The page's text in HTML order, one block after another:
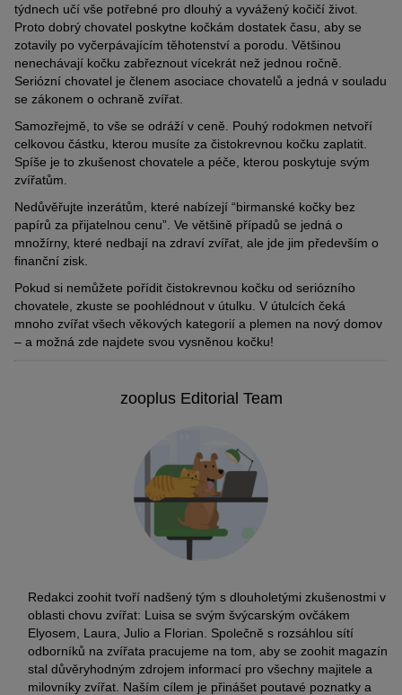
týdnech učí vše potřebné pro dlouhý a vyvážený kočičí život.
Proto dobrý chovatel poskytne kočkám dostatek času, aby se
zotavily po vyčerpávajícím těhotenství a porodu. Většinou
nenechávají kočku zabřeznout vícekrát než jednou ročně.
Seriózní chovatel je členem asociace chovatelů a jedná v souladu
se zákonem o ochraně zvířat.
Samozřejmě, to vše se odráží v ceně. Pouhý rodokmen netvoří
celkovou částku, kterou musíte za čistokrevnou kočku zaplatit.
Spíše je to zkušenost chovatele a péče, kterou poskytuje svým
zvířatům.
Nedůvěřujte inzerátům, které nabízejí “birmanské kočky bez
papírů za přijatelnou cenu”. Ve většině případů se jedná o
množírny, které nedbají na zdraví zvířat, ale jde jim především o
finanční zisk.
Pokud si nemůžete pořídit čistokrevnou kočku od seriózního
chovatele, zkuste se poohlédnout v útulku. V útulcích čeká
mnoho zvířat všech věkových kategorií a plemen na nový domov
– a možná zde najdete svou vysněnou kočku!
zooplus Editorial Team
Redakci zoohit tvoří nadšený tým s dlouholetými zkušenostmi v
oblasti chovu zvířat: Luisa se svým švýcarským ovčákem
Elyosem, Laura, Julio a Florian. Společně s rozsáhlou sítí
odborníků na zvířata pracujeme na tom, aby se zoohit magazín
stal důvěryhodným zdrojem informací pro všechny majitele a
milovníky zvířat. Naším cílem je přinášet poutavé poznatky a